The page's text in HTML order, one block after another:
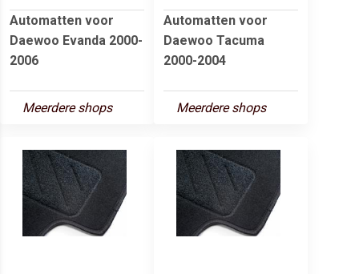
Automatten voor
Daewoo Evanda 2000-
2006
Meerdere shops
Automatten voor
Daewoo Tacuma
2000-2004
Meerdere shops